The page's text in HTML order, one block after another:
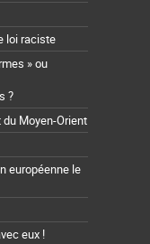
loi raciste
» ou
?
Moyen-Orient
européenne le
eux !